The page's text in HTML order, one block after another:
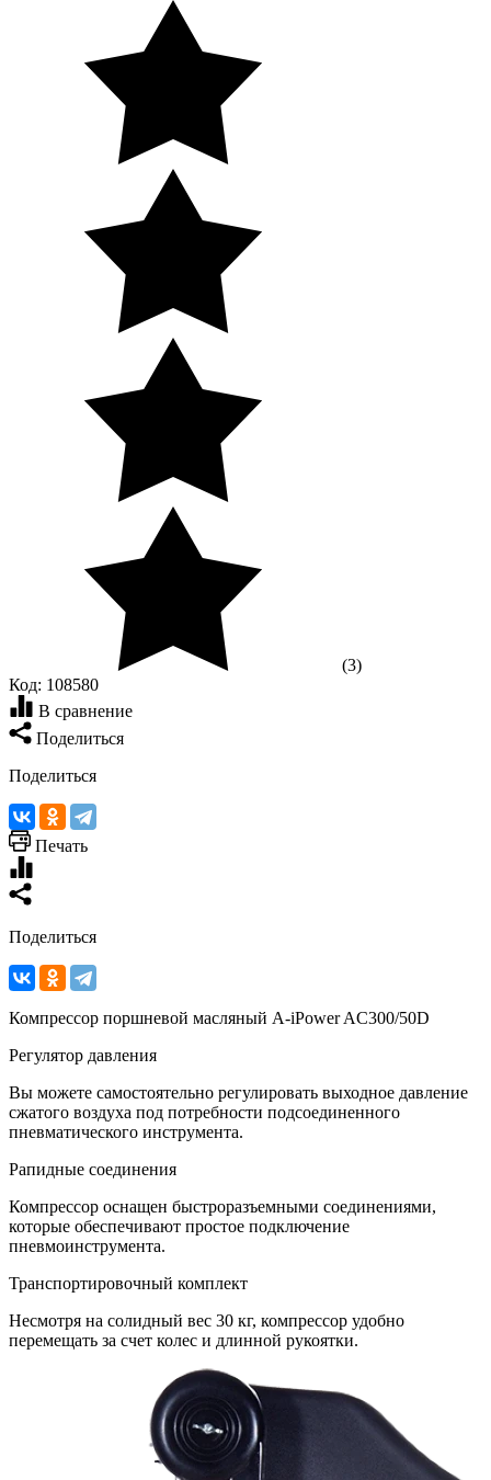
(3)
Код: 108580
В сравнение
Поделиться
Поделиться
Печать
Поделиться
Компрессор поршневой масляный A-iPower AC300/50D
Регулятор давления
Вы можете самостоятельно регулировать выходное давление
сжатого воздуха под потребности подсоединенного
пневматического инструмента.
Рапидные соединения
Компрессор оснащен быстроразъемными соединениями,
которые обеспечивают простое подключение
пневмоинструмента.
Транспортировочный комплект
Несмотря на солидный вес 30 кг, компрессор удобно
перемещать за счет колес и длинной рукоятки.